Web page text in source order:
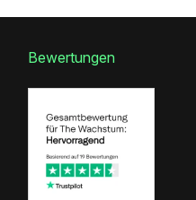
Bewertungen